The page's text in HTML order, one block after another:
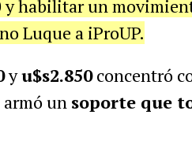
y habilitar un
Luque a iProUP.
yu$s2.850concentró
armó un soporte que